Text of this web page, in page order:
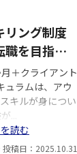
リング制度
職を目指す
＋クライアント
ュラムは、アウ
キルが身につい
...
読む
稿日：2025.10.31